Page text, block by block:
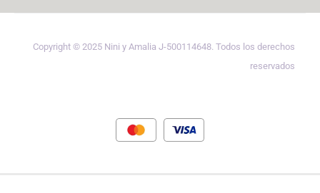
Copyright © 2025 Nini y Amalia J-500114648. Todos los derechos
reservados